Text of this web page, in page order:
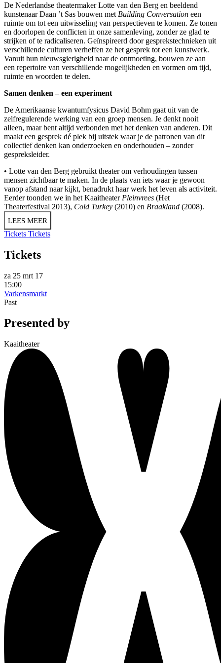
De Nederlandse theatermaker Lotte van den Berg en beeldend
kunstenaar Daan ’t Sas bouwen met Building Conversation een
ruimte om tot een uitwisseling van perspectieven te komen. Ze tonen
en doorlopen de conflicten in onze samenleving, zonder ze glad te
strijken of te radicaliseren. Geïnspireerd door gesprekstechnieken uit
verschillende culturen verheffen ze het gesprek tot een kunstwerk.
Vanuit hun nieuwsgierigheid naar de ontmoeting, bouwen ze aan
een repertoire van verschillende mogelijkheden en vormen om tijd,
ruimte en woorden te delen.
Samen denken – een experiment
De Amerikaanse kwantumfysicus David Bohm gaat uit van de
zelfregulerende werking van een groep mensen. Je denkt nooit
alleen, maar bent altijd verbonden met het denken van anderen. Dit
maakt een gesprek dé plek bij uitstek waar je de patronen van dit
collectief denken kan onderzoeken en onderhouden – zonder
gespreksleider.
• Lotte van den Berg gebruikt theater om verhoudingen tussen
mensen zichtbaar te maken. In de plaats van iets waar je gewoon
vanop afstand naar kijkt, benadrukt haar werk het leven als activiteit.
Eerder toonden we in het Kaaitheater Pleinvrees (Het
Theaterfestival 2013), Cold Turkey (2010) en Braakland (2008).
LEES MEER
Tickets Tickets
Tickets
za 25 mrt 17
15:00
Varkensmarkt
Past
Presented by
Kaaitheater